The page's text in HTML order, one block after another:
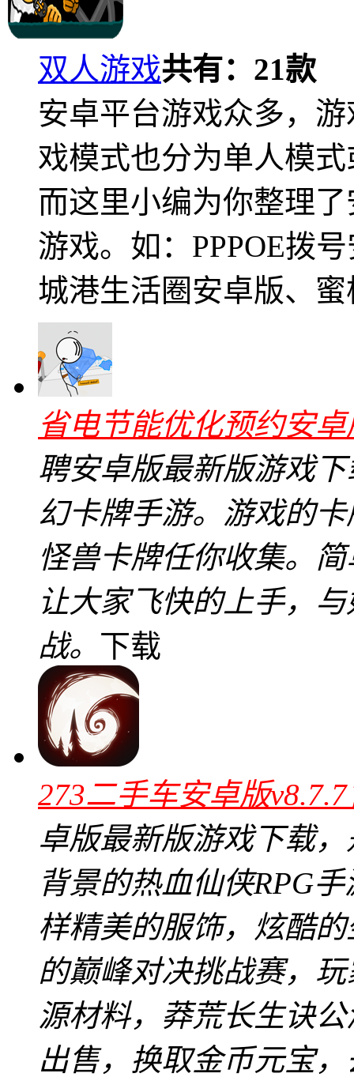
双人游戏共有： 21款
安卓平台游戏众多，
戏模式也分为单人模
而这里小编为你整理
游戏。如：PPPOE拨
城港生活圈安卓版、
省电节能优化预约安
聘安卓版最新版游戏
幻卡牌手游。游戏的
怪兽卡牌任你收集。
让大家飞快的上手，
战。 下载
273二手车安卓版
卓版最新版游戏下载
背景的热血仙侠RPG
样精美的服饰，炫酷
的巅峰对决挑战赛，
源材料，莽荒长生诀
出售，换取金币元宝